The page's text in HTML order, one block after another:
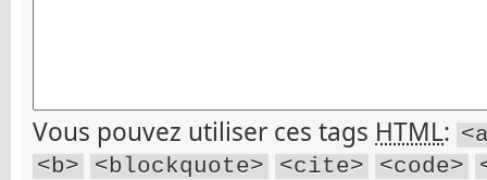
Vous pouvez utiliser ces tags HTML:
<b>
<blockquote> <cite> <code>